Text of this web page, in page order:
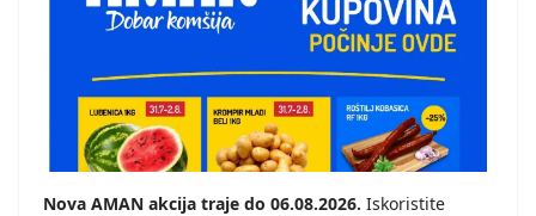
Nova AMAN akcija traje do 06.08.2026. Iskoristite